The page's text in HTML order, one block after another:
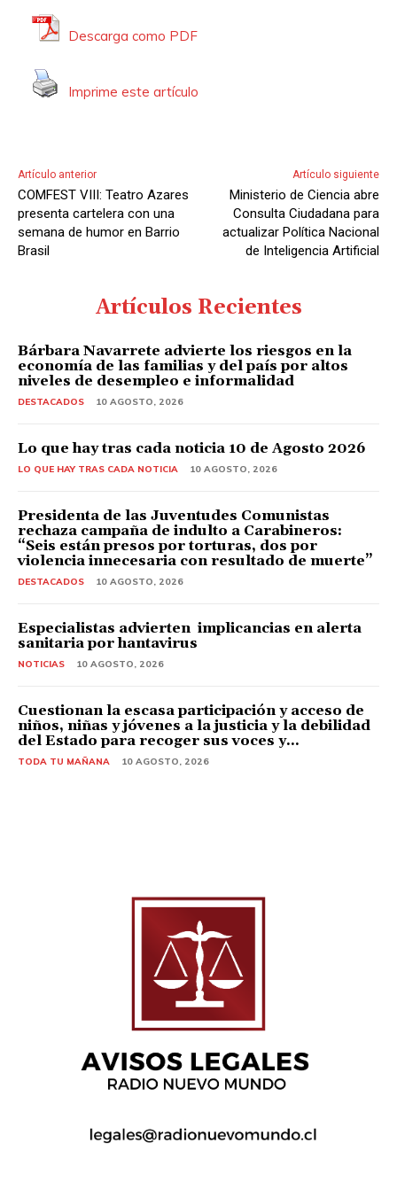
Descarga como PDF
Imprime este artículo
Artículo anterior
COMFEST VIII: Teatro Azares
presenta cartelera con una
semana de humor en Barrio
Brasil
Artículo siguiente
Ministerio de Ciencia abre
Consulta Ciudadana para
actualizar Política Nacional
de Inteligencia Artificial
Artículos Recientes
Bárbara Navarrete advierte los riesgos en la
economía de las familias y del país por altos
niveles de desempleo e informalidad
DESTACADOS 10 AGOSTO, 2026
Lo que hay tras cada noticia 10 de Agosto 2026
LO QUE HAY TRAS CADA NOTICIA 10 AGOSTO, 2026
Presidenta de las Juventudes Comunistas
rechaza campaña de indulto a Carabineros:
“Seis están presos por torturas, dos por
violencia innecesaria con resultado de muerte”
DESTACADOS 10 AGOSTO, 2026
Especialistas advierten implicancias en alerta
sanitaria por hantavirus
NOTICIAS 10 AGOSTO, 2026
Cuestionan la escasa participación y acceso de
niños, niñas y jóvenes a la justicia y la debilidad
del Estado para recoger sus voces y...
TODA TU MAÑANA 10 AGOSTO, 2026